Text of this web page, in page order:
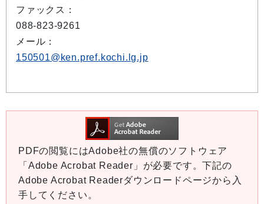
ファックス：
088-823-9261
メール：
150501@ken.pref.kochi.lg.jp
PDFの閲覧にはAdobe社の無償のソフトウェア
「Adobe Acrobat Reader」が必要です。下記の
Adobe Acrobat Readerダウンロードページから入
手してください。